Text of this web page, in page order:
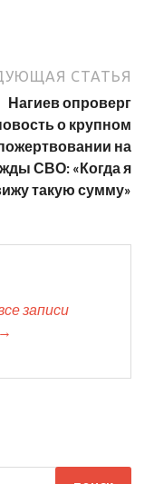
СТАТЬЯ
Нагиев опроверг
о крупном
на
СВО: «Когда я
такую сумму»
записи